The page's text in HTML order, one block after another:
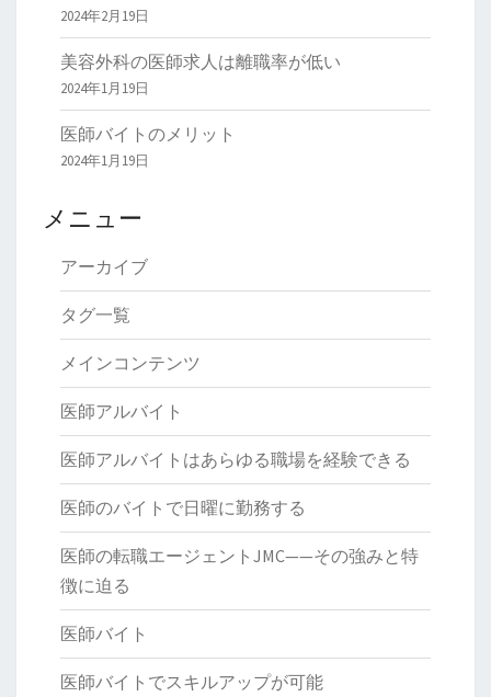
2024年2月19日
美容外科の医師求人は離職率が低い
2024年1月19日
医師バイトのメリット
2024年1月19日
メニュー
アーカイブ
タグ一覧
メインコンテンツ
医師アルバイト
医師アルバイトはあらゆる職場を経験できる
医師のバイトで日曜に勤務する
医師の転職エージェントJMC——その強みと特
徴に迫る
医師バイト
医師バイトでスキルアップが可能